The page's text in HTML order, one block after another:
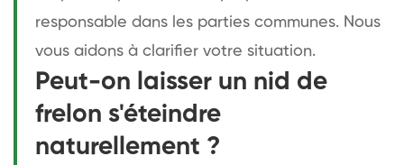
responsable dans les parties communes. Nous
vous aidons à clarifier votre situation.
Peut-on laisser un nid de
frelon s'éteindre
naturellement ?